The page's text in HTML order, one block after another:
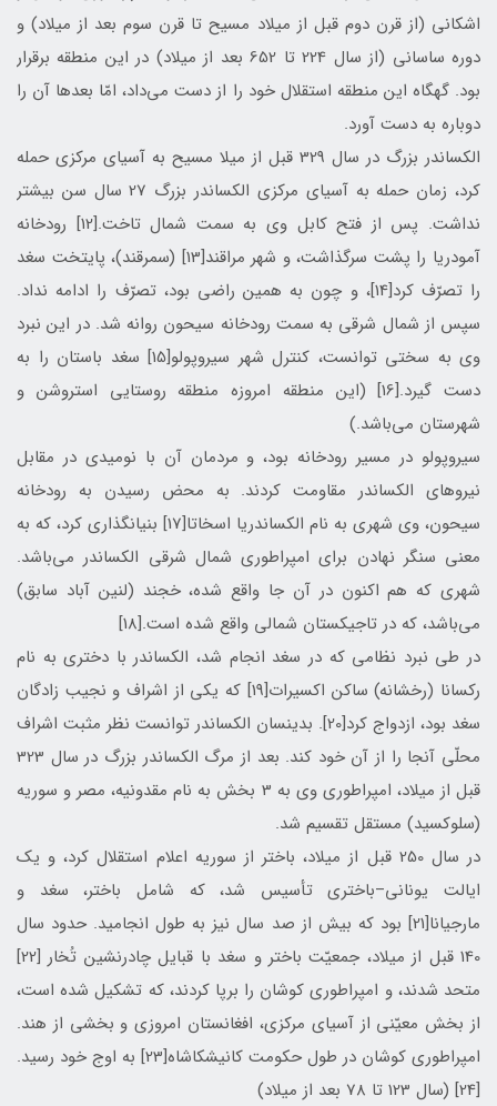
اشکانی (از قرن دوم قبل از میلاد مسیح تا قرن سوم بعد از میلاد) و
دوره ساسانی (از سال 224 تا 652 بعد از میلاد) در اين منطقه برقرار
بود. گهگاه این منطقه استقلال خود را از دست می‌داد، امّا بعدها آن را
دوباره به دست آورد.
الکساندر بزرگ در سال 329 قبل از ميلا مسيح به آسیای مرکزی حمله
کرد، زمان حمله به آسيای مركزی الكساندر بزرگ 27 سال سن بيشتر
نداشت. پس از فتح کابل وی به سمت شمال تاخت.[12] رودخانه
آمودریا را پشت سرگذاشت، و شهر مراقند[13] (سمرقند)، پایتخت سغد
را تصرّف کرد[14]، و چون به همین راضی بود، تصرّف را ادامه نداد.
سپس از شمال شرقی به سمت رودخانه سیحون روانه شد. در این نبرد
وی به سختی توانست، کنترل شهر سیروپولو[15] سغد باستان را به
دست گيرد.[16] (این منطقه امروزه منطقه روستایی استروشن و
شهرستان می‌باشد.)
سیروپولو در مسیر رودخانه بود، و مردمان آن با نومیدی در مقابل
نیروهای الکساندر مقاومت کردند. به محض رسیدن به رودخانه
سیحون، وی شهری به نام الكساندريا اسخاتا[17] بنیانگذاری کرد، که به
معنی سنگر نهادن برای امپراطوری شمال شرقی الکساندر می‌باشد.
شهری که هم اکنون در آن جا واقع شده، خجند (لنین آباد سابق)
می‌باشد، که در تاجیکستان شمالی واقع شده است.[18]
در طی نبرد نظامی که در سغد انجام شد، الکساندر با دختري به نام
رکسانا (رخشانه) ساکن اکسیرات[19] که یکی از اشراف و نجیب زادگان
سغد بود، ازدواج کرد[20]. بدینسان الکساندر توانست نظر مثبت اشراف
محلّی آنجا را از آن خود کند. بعد از مرگ الکساندر بزرگ در سال 323
قبل از میلاد، امپراطوری وی به 3 بخش به نام مقدونیه، مصر و سوریه
(سلوکسید) مستقل تقسیم شد.
در سال 250 قبل از میلاد، باختر از سوریه اعلام استقلال کرد، و یک
ایالت یونانی–‌‌باختری تأسيس شد، که شامل باختر، سغد و
مارجیانا[21] بود که بیش از صد سال نیز به طول انجامید. حدود سال
140 قبل از میلاد، جمعيّت باختر و سغد با قبایل چادرنشین تُخار [22]
متحد شدند، و امپراطوری کوشان را برپا کردند، که تشکیل شده است،
از بخش معیّنی از آسیای مرکزی، افغانستان امروزی و بخشی از هند.
امپراطوری کوشان در طول حکومت کانیشکاشاه[23] به اوج خود رسید.
[24] (سال 123 تا 78 بعد از میلاد)